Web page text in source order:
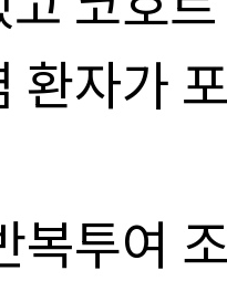
환자가
복투여